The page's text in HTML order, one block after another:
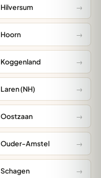
Hilversum
Hoorn
Koggenland
Laren (NH)
Oostzaan
Ouder-Amstel
Schagen